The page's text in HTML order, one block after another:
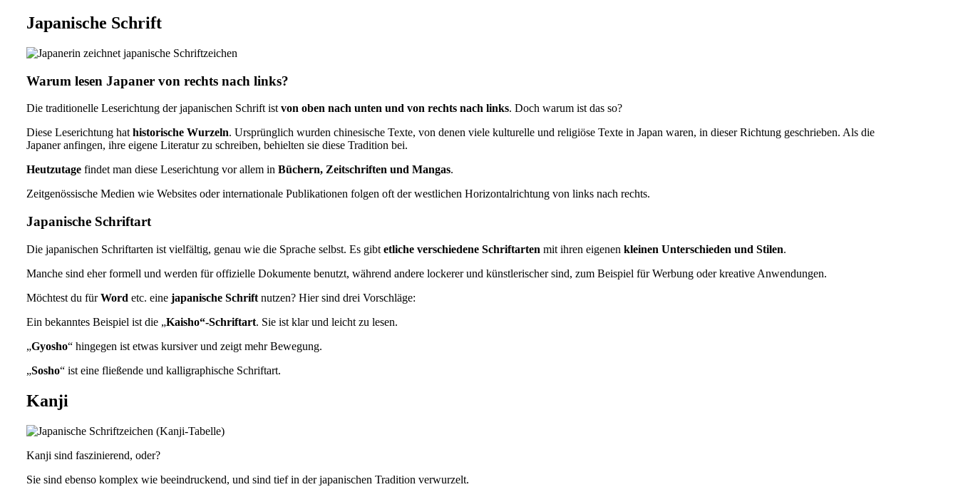
Japanische Schrift
Warum lesen Japaner von rechts nach links?
Die traditionelle Leserichtung der japanischen Schrift istvon oben nach unten und von rechts nach links. Doch warum ist das so?
Diese Leserichtung hat historische Wurzeln. Ursprünglich wurden chinesische Texte, von denen viele kulturelle und religiöse Texte in Japan waren, in dieser Richtung geschrieben. Als die
Japaner anfingen, ihre eigene Literatur zu schreiben, behielten sie diese Tradition bei.
Heutzutagefindet man diese Leserichtung vor allem in Büchern, Zeitschriften und Mangas.
Zeitgenössische Medien wie Websites oder internationale Publikationen folgen oft der westlichen Horizontalrichtung von links nach rechts.
Japanische Schriftart
Die japanischen Schriftarten ist vielfältig, genau wie die Sprache selbst. Es gibt etliche verschiedene Schriftarten mit ihren eigenen kleinen Unterschieden und Stilen.
Manche sind eher formell und werden für offizielle Dokumente benutzt, während andere lockerer und künstlerischer sind, zum Beispiel für Werbung oder kreative Anwendungen.
Möchtest du fürWord etc. eine japanische Schriftnutzen? Hier sind drei Vorschläge:
Ein bekanntes Beispiel ist die „Kaisho“-Schriftart. Sie ist klar und leicht zu lesen.
„Gyosho“ hingegen ist etwas kursiver und zeigt mehr Bewegung.
„Sosho“ ist eine fließende und kalligraphische Schriftart.
Kanji
Kanji sind faszinierend, oder?
Sie sind ebenso komplex wie beeindruckend, und sind tief in der japanischen Tradition verwurzelt.